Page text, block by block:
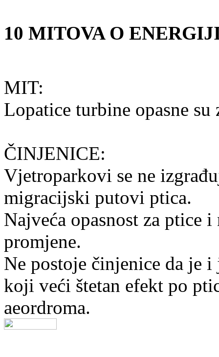
10 MITOVA O
MIT:
Lopatice turbine opasne su
ČINJENICE:
Vjetroparkovi se ne
migracijski putovi ptica.
Najveća opasnost za ptice
promjene.
Ne postoje činjenice da je
koji veći štetan efekt po
aeordroma.